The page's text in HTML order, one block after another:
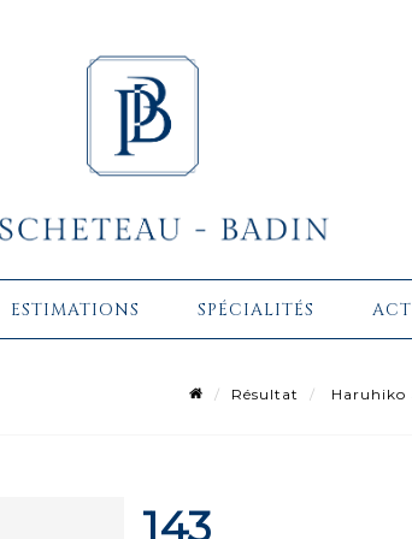
ESTIMATIONS SPÉCIALITÉS
Résultat Haruhiko
143